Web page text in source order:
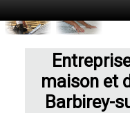
maison et
Barbirey-